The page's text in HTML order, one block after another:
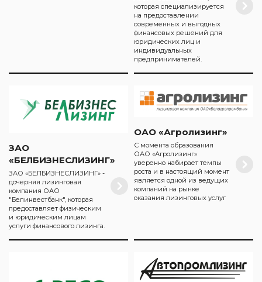
которая специализируется
на предоставлении
современных и выгодных
финансовых решений для
юридических лиц и
индивидуальных
предпринимателей.
ЗАО
«БЕЛБИЗНЕСЛИЗИНГ»
ЗАО «БЕЛБИЗНЕСЛИЗИНГ» -
дочерняя лизинговая
компания ОАО
"Белинвестбанк", которая
предоставляет физическим
и юридическим лицам
услуги финансового лизинга.
ОАО «Агролизинг»
С момента образования
ОАО «Агролизинг»
уверенно набирает темпы
роста и в настоящий момент
является одной из ведущих
компаний на рынке
оказания лизинговых услуг